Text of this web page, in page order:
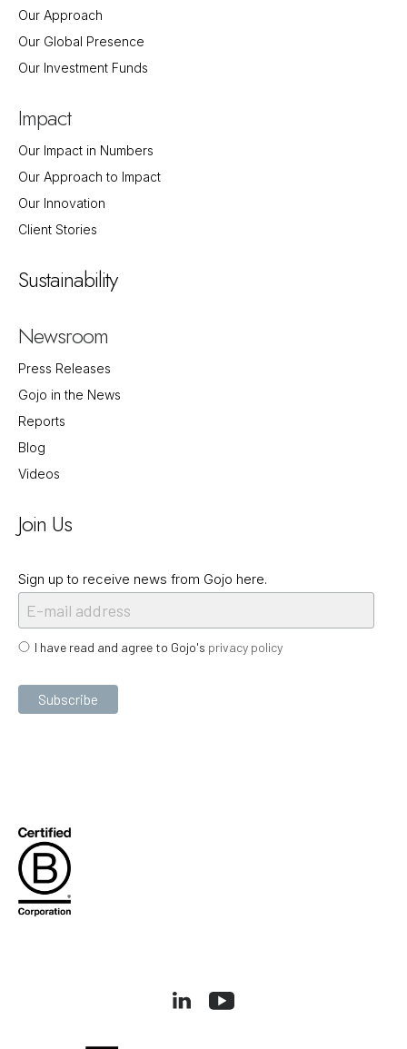
Our Approach
Our Global Presence
Our Investment Funds
Impact
Our Impact in Numbers
Our Approach to Impact
Our Innovation
Client Stories
Sustainability
Newsroom
Press Releases
Gojo in the News
Reports
Blog
Videos
Join Us
Sign up to receive news from Gojo here.
I have read and agree to Gojo's privacy policy